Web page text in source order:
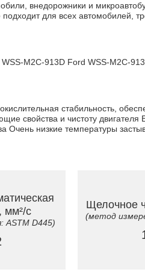
внедорожники и
для всех автомобилей,
M2C-913D Ford WSS-M2C-
стабильность,
свойства и чистоту двигателя
Очень низкие температуры
мм²/с
ASTM D445)
Щелочное
(метод